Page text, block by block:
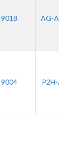
9018 AG-
9004